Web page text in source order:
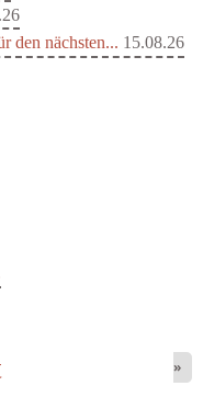
den nächsten... 15.08.26
»